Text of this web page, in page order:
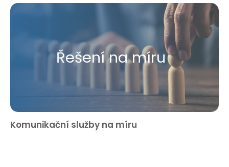
Řešení na míru
Komunikační služby na míru